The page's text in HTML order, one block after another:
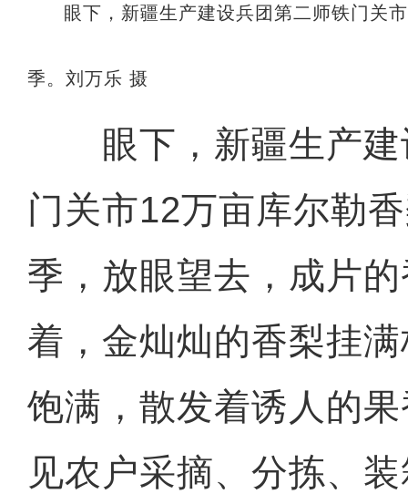
眼下，新疆生产建设兵团第二师铁门关
季。刘万乐 摄
眼下，新疆生产建
门关市12万亩库尔勒
季，放眼望去，成片
着，金灿灿的香梨挂
饱满，散发着诱人的
见农户采摘、分拣、